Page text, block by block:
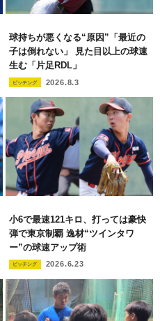
球持ちが悪くなる“原因”「最近の
子は倒れない」 見た目以上の球速
生む「片足RDL」
ピッチング 2026.8.3
小6で最速121キロ、打っては豪快
弾で東京制覇 逸材“ツインタワ
ー”の球速アップ術
ピッチング 2026.6.23